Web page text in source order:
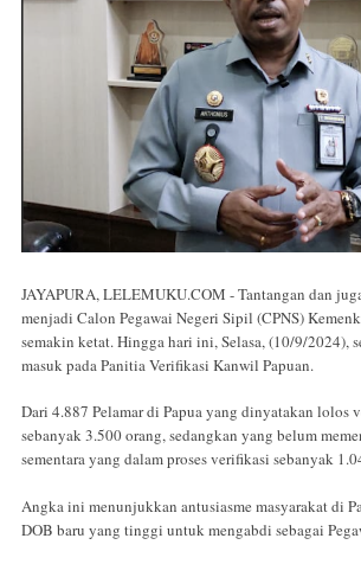
JAYAPURA, LELEMUKU.COM - Tantangan dan
menjadi Calon Pegawai Negeri Sipil (CPNS)
semakin ketat. Hingga hari ini, Selasa, (10/9/2024),
masuk pada Panitia Verifikasi Kanwil Papuan.
Dari 4.887 Pelamar di Papua yang dinyatakan lolos
sebanyak 3.500 orang, sedangkan yang belum
sementara yang dalam proses verifikasi sebanyak
Angka ini menunjukkan antusiasme masyarakat di
DOB baru yang tinggi untuk mengabdi sebagai